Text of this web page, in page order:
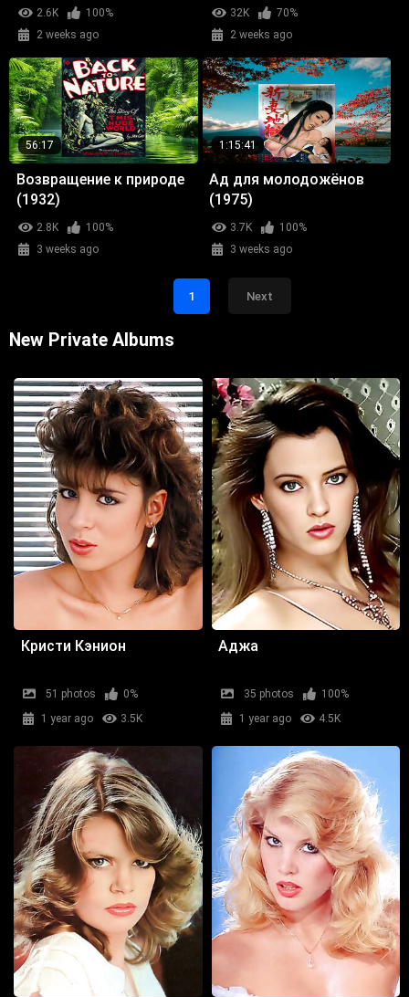
2.6K
100%
2 weeks ago
32K
70%
2 weeks ago
56:17
Возвращение к природе
(1932)
2.8K
100%
3 weeks ago
1:15:41
Ад для молодожёнов
(1975)
3.7K
100%
3 weeks ago
1 Next
New Private Albums
Кристи Кэнион
51 photos
0%
1 year ago
3.5K
Аджа
35 photos
100%
1 year ago
4.5K